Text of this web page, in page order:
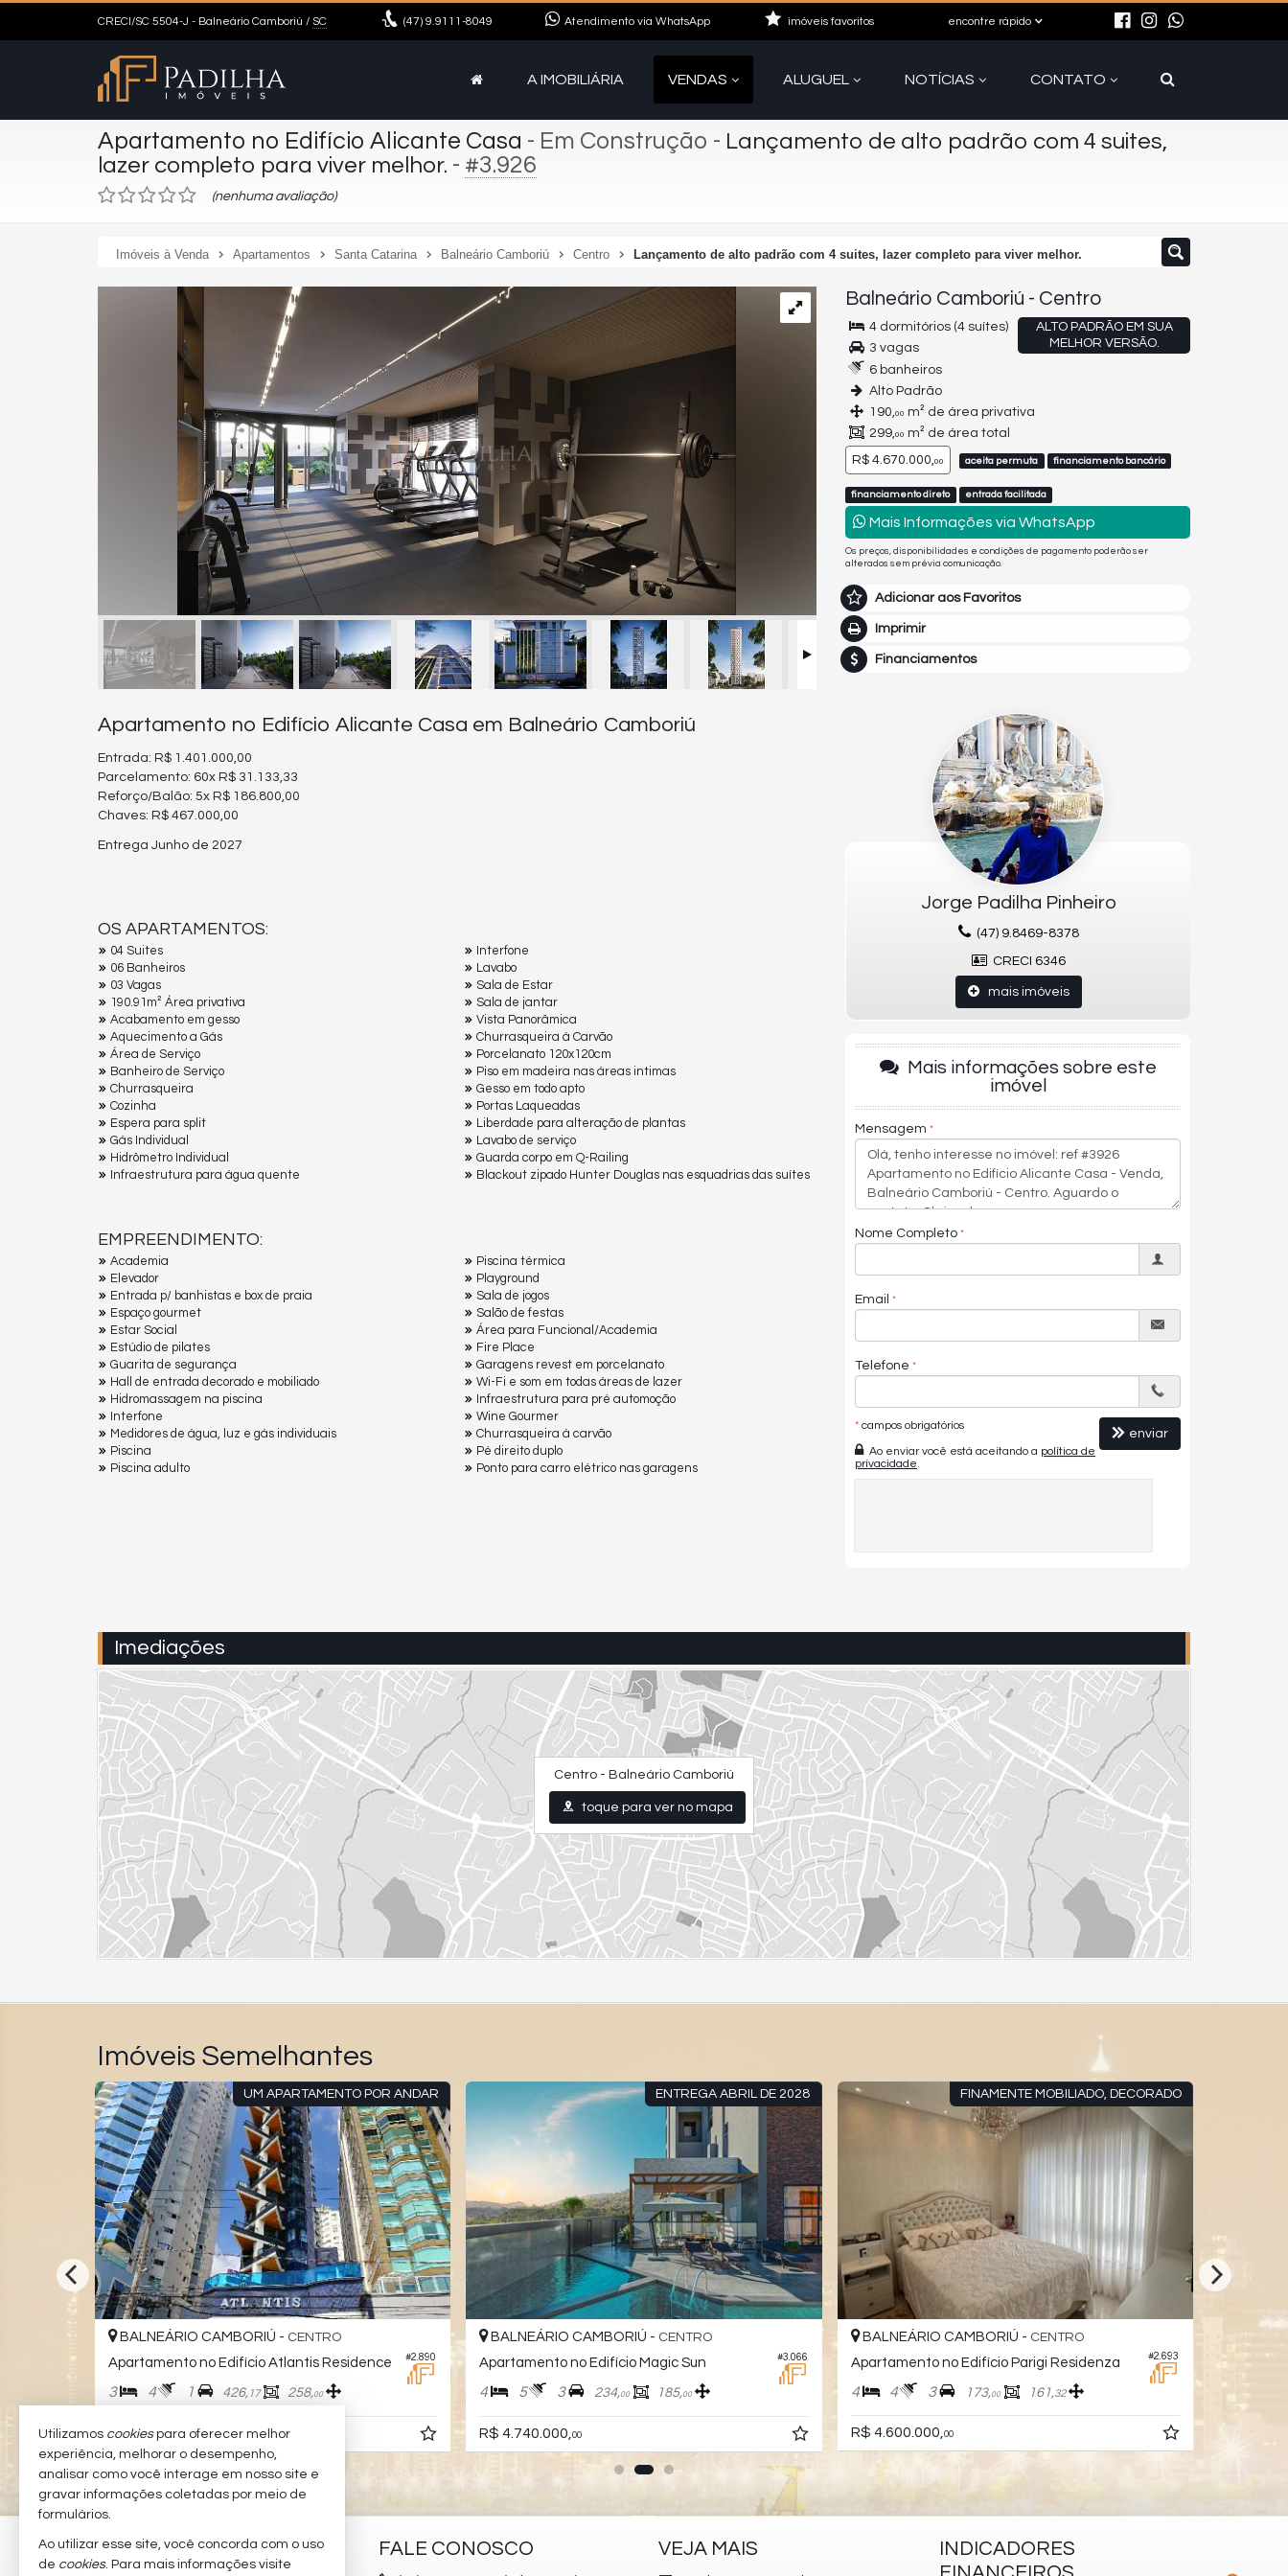
CRECI/SC 5504-J - Balneário Camboriú / SC (47) 9.9111-8049 Atendimento via WhatsApp encontre rápido
imóveis favoritos
A IMOBILIÁRIA VENDAS ALUGUEL NOTÍCIAS CONTATO
Apartamento no Edifício Alicante Casa - Em Construção - Lançamento de alto padrão com 4 suites,
lazer completo para viver melhor. - #3.926
(nenhuma avaliação)
Imóveis à Venda Apartamentos Santa Catarina Balneário Camboriú Centro Lançamento de alto padrão com 4 suites, lazer completo para viver melhor.
Balneário Camboriú - Centro
ALTO PADRÃO EM SUA
MELHOR VERSÃO.
4 dormitórios (4 suítes)
3 vagas
6 banheiros
Alto Padrão
190,00 m² de área privativa
299,00 m² de área total
R$ 4.670.000,00 aceita permuta financiamento bancário
financiamento direto entrada facilitada
Mais Informações via WhatsApp
Os preços, disponibilidades e condições de pagamento poderão ser
alterados sem prévia comunicação.
Adicionar aos Favoritos
Imprimir
Financiamentos
Apartamento no Edifício Alicante Casa em Balneário Camboriú
Entrada: R$ 1.401.000,00
Parcelamento: 60x R$ 31.133,33
Reforço/Balão: 5x R$ 186.800,00
Chaves: R$ 467.000,00
Entrega Junho de 2027
OS APARTAMENTOS:
04 Suites
06 Banheiros
03 Vagas
190.91m² Área privativa
Acabamento em gesso
Aquecimento a Gás
Área de Serviço
Banheiro de Serviço
Churrasqueira
Cozinha
Espera para split
Gás Individual
Hidrômetro Individual
Infraestrutura para água quente
Interfone
Lavabo
Sala de Estar
Sala de jantar
Vista Panorâmica
Churrasqueira à Carvão
Porcelanato 120x120cm
Piso em madeira nas áreas intimas
Gesso em todo apto
Portas Laqueadas
Liberdade para alteração de plantas
Lavabo de serviço
Guarda corpo em Q-Railing
Blackout zipado Hunter Douglas nas esquadrias das suítes
EMPREENDIMENTO:
Academia
Elevador
Entrada p/ banhistas e box de praia
Espaço gourmet
Estar Social
Estúdio de pilates
Guarita de segurança
Hall de entrada decorado e mobiliado
Hidromassagem na piscina
Interfone
Medidores de água, luz e gás individuais
Piscina
Piscina adulto
Piscina térmica
Playground
Sala de jogos
Salão de festas
Área para Funcional/Academia
Fire Place
Garagens revest em porcelanato
Wi-Fi e som em todas áreas de lazer
Infraestrutura para pré automoção
Wine Gourmer
Churrasqueira à carvão
Pé direito duplo
Ponto para carro elétrico nas garagens
Jorge Padilha Pinheiro
(47) 9.8469-8378
CRECI 6346
mais imóveis
Mais informações sobre este
imóvel
Mensagem
Nome Completo
Email
Telefone
* campos obrigatórios
Ao enviar você está aceitando a política de
privacidade
enviar
Imediações
Centro - Balneário Camboriú
toque para ver no mapa
Imóveis Semelhantes
UM APARTAMENTO POR ANDAR
#2.890
BALNEÁRIO CAMBORIÚ -CENTRO
Apartamento no Edifício Atlantis Residence
4 1 426, 258,00
Consulte-nos
ENTREGA ABRIL DE 2028
BALNEÁRIO CAMBORIÚ -CENTRO
Apartamento no Edifício Magic Sun
3 234, 185,00
R$ 4.740.000,00
FINAMENTE MOBILIADO, DECORADO
#2.693
BALNEÁRIO CAMBORIÚ -CENTRO
Apartamento no Edifício Parigi Residenza
3 173, 161,32
R$ 4.600.000,00
BALNEÁRIO
Apartamento no
3
a partir de
PADILHA IMÓVEIS FALE CONOSCO VEJA MAIS
INDICADORES
Utilizamos cookiespara oferecer melhor
experiência, melhorar o desempenho,
analisar como você interage em nosso site e
gravar informações coletadas por meio de
formulários.
Ao utilizar esse site, você concorda com o uso
de cookies. Para mais informações visite